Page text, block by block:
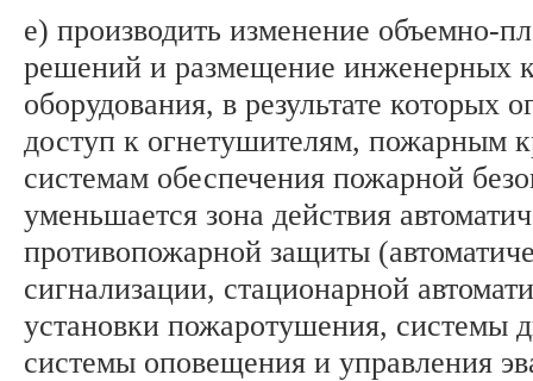
е) производить изменение объемно-
решений и размещение инженерных
оборудования, в результате которых
доступ к огнетушителям, пожарным
системам обеспечения пожарной
уменьшается зона действия
противопожарной защиты
сигнализации, стационарной
установки пожаротушения, системы
системы оповещения и управления